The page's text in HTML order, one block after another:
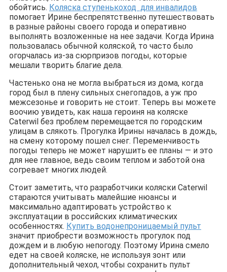
обойтись. Коляска ступенькоход для инвалидов
помогает Ирине беспрепятственно путешествовать
в разные районы своего города и оперативно
выполнять возложенные на нее задачи. Когда Ирина
пользовалась обычной коляской, то часто было
огорчалась из-за сюрпризов погоды, которые
мешали творить благие дела.
Частенько она не могла выбраться из дома, когда
город был в плену сильных снегопадов, а уж про
межсезонье и говорить не стоит. Теперь вы можете
воочию увидеть, как наша героиня на коляске
Caterwil без проблем перемещается по городским
улицам в слякоть. Прогулка Ирины началась в дождь,
на смену которому пошел снег. Переменчивость
погоды теперь не может нарушить ее планы — и это
для нее главное, ведь своим теплом и заботой она
согревает многих людей.
Стоит заметить, что разработчики коляски Caterwil
стараются учитывать малейшие нюансы и
максимально адаптировать устройство к
эксплуатации в российских климатических
особенностях. Купить водонепроницаемый пульт
значит приобрести возможность прогулок под
дождем и в любую непогоду. Поэтому Ирина смело
едет на своей коляске, не используя зонт или
дополнительный чехол, чтобы сохранить пульт